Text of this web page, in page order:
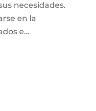
necesidades.
en la
e...